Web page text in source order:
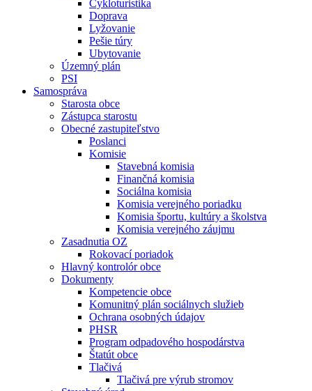
Cykloturistika
Doprava
Lyžovanie
Pešie túry
Ubytovanie
Územný plán
PSI
Samospráva
Starosta obce
Zástupca starostu
Obecné zastupiteľstvo
Poslanci
Komisie
Stavebná komisia
Finančná komisia
Sociálna komisia
Komisia verejného poriadku
Komisia športu, kultúry a školstva
Komisia verejného záujmu
Zasadnutia OZ
Rokovací poriadok
Hlavný kontrolór obce
Dokumenty
Kompetencie obce
Komunitný plán sociálnych služieb
Ochrana osobných údajov
PHSR
Program odpadového hospodárstva
Štatút obce
Tlačivá
Tlačivá pre výrub stromov